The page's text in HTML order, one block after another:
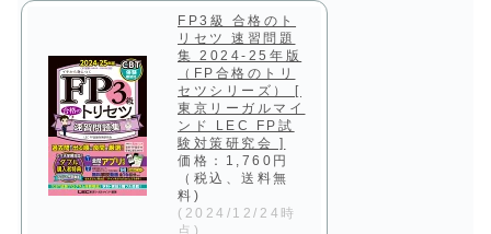
FP3級 合格のト
リセツ 速習問題
集 2024-25年版
（FP合格のトリ
セツシリーズ） [
東京リーガルマイ
ンド LEC FP試
験対策研究会 ]
価格：1,760円
（税込、送料無
料)
(2024/12/24時
点)